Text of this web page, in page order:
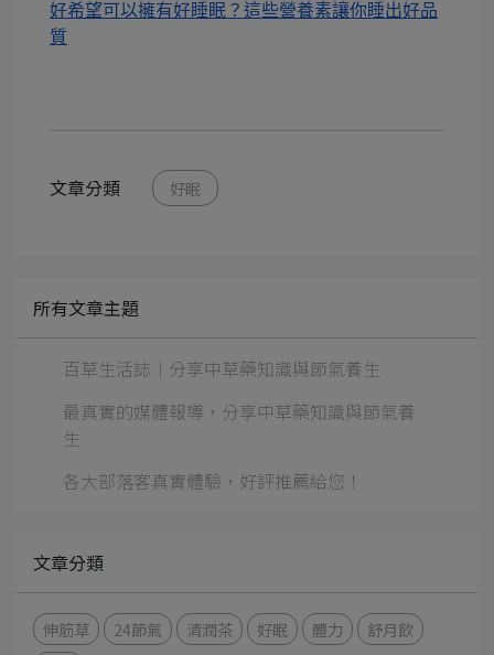
好希望可以擁有好睡眠？這些營養素讓你睡出好品
質
文章分類 好眠
所有文章主題
百草生活誌｜分享中草藥知識與節氣養生
最真實的媒體報導，分享中草藥知識與節氣養
生
各大部落客真實體驗，好評推薦給您！
文章分類
伸筋草 24節氣 清潤茶 好眠 體力
舒月飲